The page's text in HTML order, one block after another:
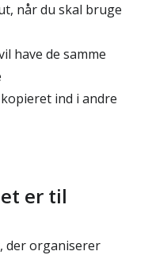
når du skal bruge
have de samme
ind i andre
er til
der organiserer